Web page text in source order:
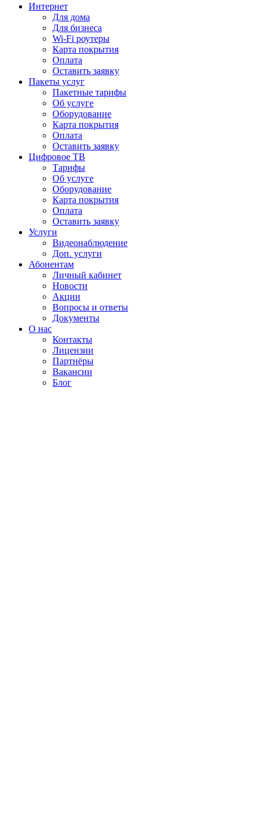
Интернет
Для дома
Для бизнеса
Wi-Fi роутеры
Карта покрытия
Оплата
Оставить заявку
Пакеты услуг
Пакетные тарифы
Об услуге
Оборудование
Карта покрытия
Оплата
Оставить заявку
Цифровое ТВ
Тарифы
Об услуге
Оборудование
Карта покрытия
Оплата
Оставить заявку
Услуги
Видеонаблюдение
Доп. услуги
Абонентам
Личный кабинет
Новости
Акции
Вопросы и ответы
Документы
О нас
Контакты
Лицензии
Партнёры
Вакансии
Блог